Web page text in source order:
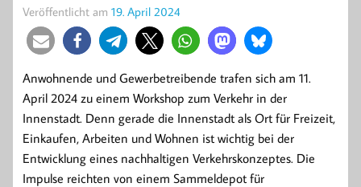
Veröffentlicht am 19. April 2024
Anwohnende und Gewerbetreibende trafen sich am 11.
April 2024 zu einem Workshop zum Verkehr in der
Innenstadt. Denn gerade die Innenstadt als Ort für Freizeit,
Einkaufen, Arbeiten und Wohnen ist wichtig bei der
Entwicklung eines nachhaltigen Verkehrskonzeptes. Die
Impulse reichten von einem Sammeldepot für